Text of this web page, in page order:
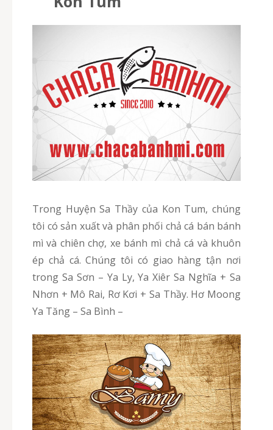
Trong Huyện Sa Thầy của Kon Tum, chúng
tôi có sản xuất và phân phối chả cá bán bánh
mì và chiên chợ, xe bánh mì chả cá và khuôn
ép chả cá. Chúng tôi có giao hàng tận nơi
trong Sa Sơn – Ya Ly, Ya Xiêr Sa Nghĩa + Sa
Nhơn + Mô Rai, Rơ Kơi + Sa Thầy. Hơ Moong
Ya Tăng – Sa Bình –